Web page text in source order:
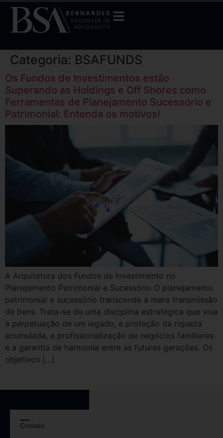
Categoria: BSAFUNDS
Os Fundos de Investimentos estão
Superando as Holdings e Off Shores como
Ferramentas de Planejamento Sucessório e
Patrimonial: Entenda os motivos!
A Arquitetura dos Fundos de Investimento no
Planejamento Patrimonial e Sucessório O planejamento
patrimonial e sucessório transcende a mera transmissão
de bens. Trata-se de uma disciplina estratégica que visa
a perpetuação de um legado, a proteção da riqueza
acumulada, a profissionalização de negócios familiares
e a garantia de harmonia entre as futuras gerações. Os
objetivos […]
Contato